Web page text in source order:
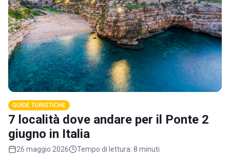
GUIDE TURISTICHE
7 località dove andare per il Ponte 2
giugno in Italia
26 maggio 2026 Tempo di lettura: 8 minuti